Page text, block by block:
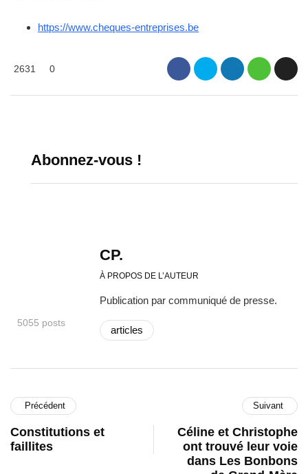
https://www.cheques-entreprises.be
2631 0
Abonnez-vous !
5055 posts
CP.
À PROPOS DE L’AUTEUR
Publication par communiqué de presse.
articles
Précédent
Constitutions et
faillites
Suivant
Céline et Christophe
ont trouvé leur voie
dans Les Bonbons